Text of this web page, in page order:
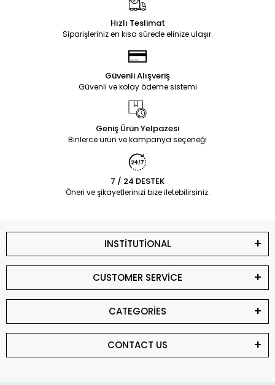
Hızlı Teslimat
Siparişleriniz en kısa sürede elinize ulaşır.
Güvenli Alışveriş
Güvenli ve kolay ödeme sistemi
Geniş Ürün Yelpazesi
Binlerce ürün ve kampanya seçeneği
7 / 24 DESTEK
Öneri ve şikayetlerinizi bize iletebilirsiniz.
INSTİTUTİONAL
CUSTOMER SERVİCE
CATEGORİES
CONTACT US